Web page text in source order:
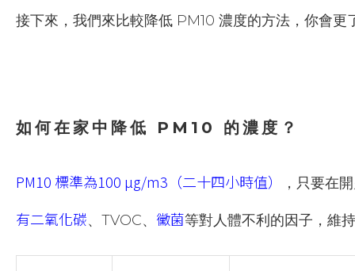
接下來，我們來比較降低 PM10 濃度的方法，你會更
如何在家中降低 PM10 的濃度？
PM10 標準為100 μg/m3（二十四小時值） ，只要在
有二氧化碳、TVOC、 黴菌等對人體不利的因子，維